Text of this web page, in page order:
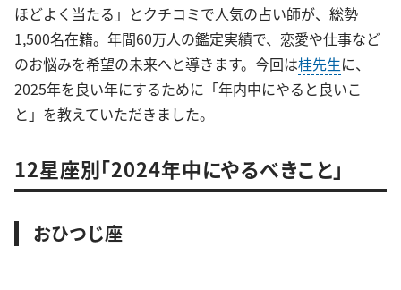
ほどよく当たる」とクチコミで人気の占い師が、総勢
1,500名在籍。年間60万人の鑑定実績で、恋愛や仕事など
のお悩みを希望の未来へと導きます。今回は桂先生に、
2025年を良い年にするために「年内中にやると良いこ
と」を教えていただきました。
12星座別「2024年中にやるべきこと」
おひつじ座